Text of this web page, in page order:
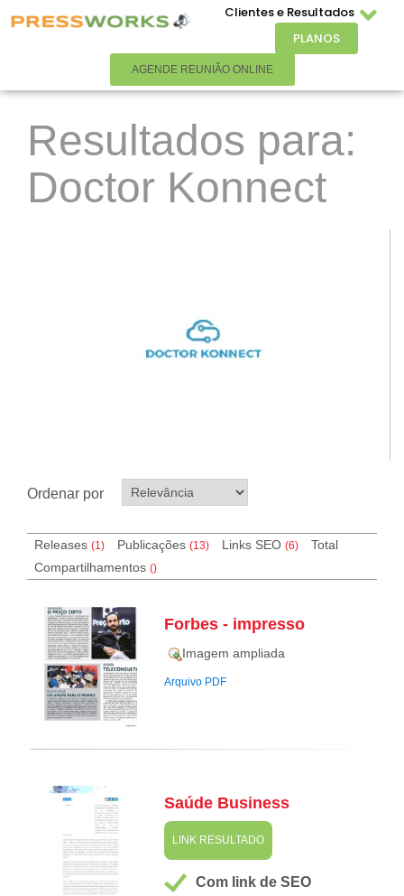
Clientes e Resultados
PLANOS
AGENDE REUNIÃO ONLINE
Resultados para:
Doctor Konnect
Ordenar por
Releases (1) Publicações (13) Links SEO (6)
Total
Compartilhamentos ()
Forbes - impresso
Imagem ampliada
Arquivo PDF
Saúde Business
LINK RESULTADO
Com link de SEO